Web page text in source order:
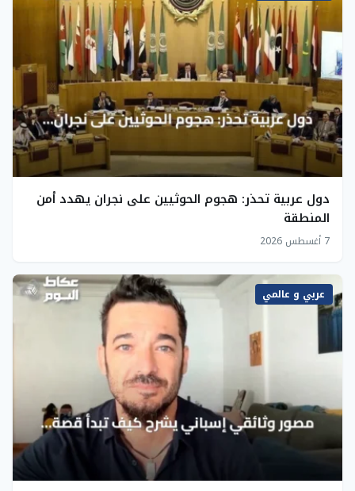
دول عربية تحذر: هجوم الحوثيين على نجران يهدد أمن
المنطقة
7 أغسطس 2026
عربي و عالمي